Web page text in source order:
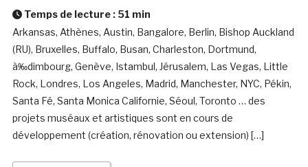
Temps de lecture : 51 min
Arkansas, Athènes, Austin, Bangalore, Berlin, Bishop Auckland
(RU), Bruxelles, Buffalo, Busan, Charleston, Dortmund,
à‰dimbourg, Genève, Istambul, Jérusalem, Las Vegas, Little
Rock, Londres, Los Angeles, Madrid, Manchester, NYC, Pékin,
Santa Fé, Santa Monica Californie, Séoul, Toronto … des
projets muséaux et artistiques sont en cours de
développement (création, rénovation ou extension) […]